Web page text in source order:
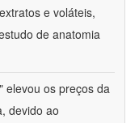
e voláteis,
de anatomia
elevou os preços da
devido ao